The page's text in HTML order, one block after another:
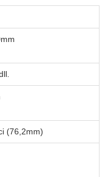
(76,2mm)